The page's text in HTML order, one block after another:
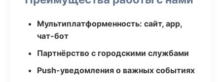
Мультиплатформенность: сайт, app,
чат-бот
Партнёрство с городскими службами
Push-уведомления о важных событиях